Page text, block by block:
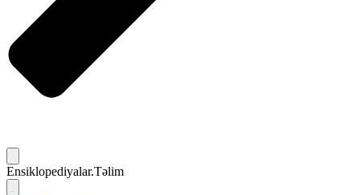
Ensiklopediyalar.Təlim